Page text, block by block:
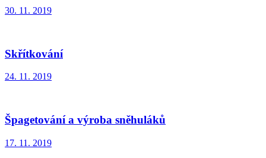
30. 11. 2019
Skřítkování
24. 11. 2019
Špagetování a výroba sněhuláků
17. 11. 2019